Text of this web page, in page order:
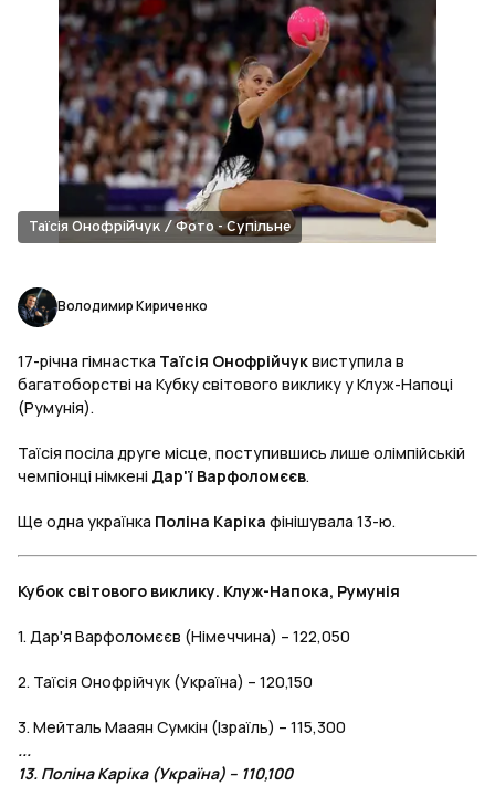
Таїсія Онофрійчук / Фото - Супільне
Володимир Кириченко
17-річна гімнастка Таїсія Онофрійчуквиступила в
багатоборстві на Кубку світового виклику у Клуж-Напоці
(Румунія).
Таїсія посіла друге місце, поступившись лише олімпійській
чемпіонці німкені Дар'ї Варфоломєєв.
Ще одна українка Поліна Каріка фінішувала 13-ю.
Кубок світового виклику. Клуж-Напока, Румунія
1. Дар'я Варфоломєєв (Німеччина) – 122,050
2. Таїсія Онофрійчук (Україна) – 120,150
3. Мейталь Мааян Сумкін (Ізраїль) – 115,300
...
13. Поліна Каріка (Україна) – 110,100